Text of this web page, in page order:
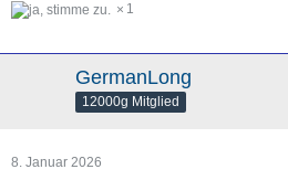
1
GermanLong
12000g Mitglied
8. Januar 2026